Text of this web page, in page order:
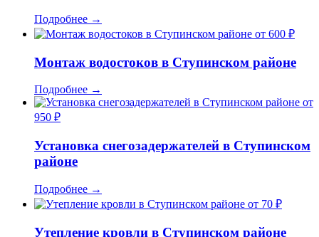
Подробнее →
от 600 ₽
Монтаж водостоков в Ступинском районе
Подробнее →
от
950 ₽
Установка снегозадержателей в Ступинском
районе
Подробнее →
от 70 ₽
Утепление кровли в Ступинском районе